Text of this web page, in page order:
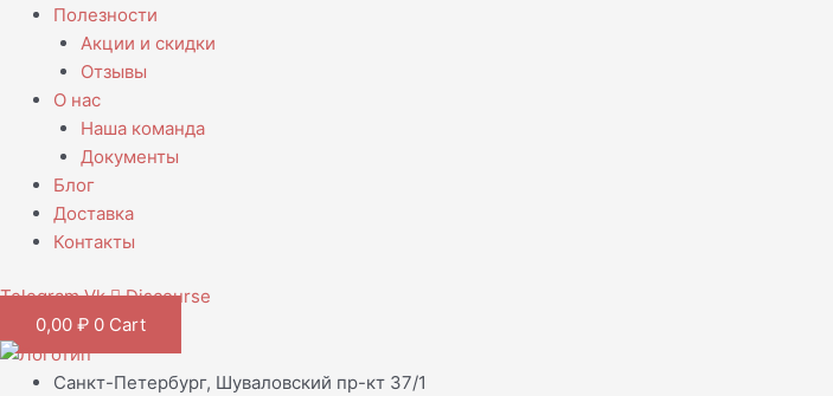
Полезности
Акции и скидки
Отзывы
О нас
Наша команда
Документы
Блог
Доставка
Контакты
Telegram Vk
Discourse
0,00 ₽ 0 Cart
Санкт-Петербург, Шуваловский пр-кт 37/1